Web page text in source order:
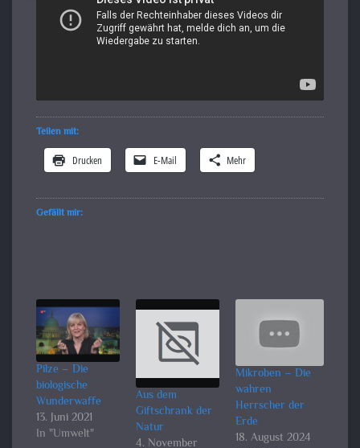
Teilen mit:
Drucken E-Mail Mehr
Gefällt mir:
Pilze – Die
biologische
Wunderwaffe
13. Juni 2021
In "Umwelt"
Aus dem
Giftschrank der
Natur
4. November
Mikroben – Die
wahren
Herrscher der
Erde
18. August 2024